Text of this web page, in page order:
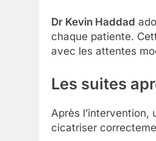
Dr Kevin Haddad
chaque patiente.
avec les attentes
Les suites
Après
cicatriser